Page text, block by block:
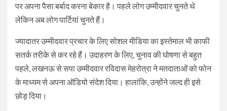
पर अपना पैसा बर्बाद करना बेकार है। पहले लोग उम्मीदवार चुनते थे
लेकिन अब लोग पार्टियां चुनते हैं।
ज्यादातर उम्मीदवार प्रचार के लिए सोशल मीडिया का इस्तेमाल भी काफी
सतर्क तरीके से कर रहे हैं। उदाहरण के लिए, चुनाव की घोषणा से बहुत
पहले, लखनऊ से सपा उम्मीदवार रविदास मेहरोत्रा ने मतदाताओं को फोन
के माध्यम से अपना ऑडियो संदेश दिया। हालांकि, उन्होंने जल्द ही इसे
छोड़ दिया।